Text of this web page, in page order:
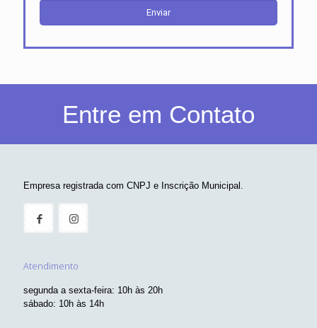
Entre em Contato
Empresa registrada com CNPJ e Inscrição Municipal.
Atendimento
segunda a sexta-feira: 10h às 20h
sábado: 10h às 14h